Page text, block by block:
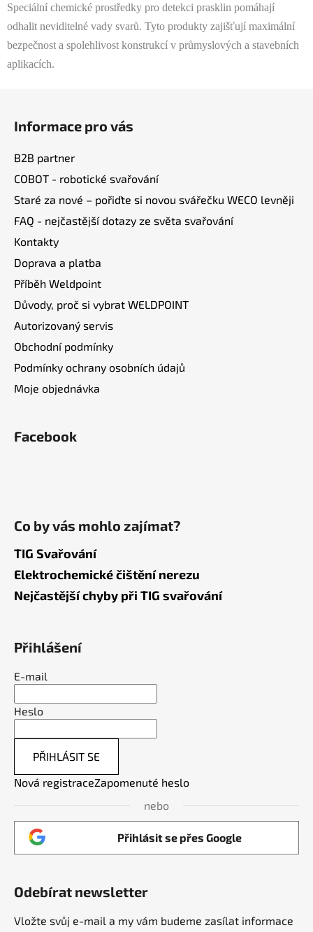
a
c
í
i
s
u
Speciální chemické prostředky pro detekci prasklin pomáhají
odhalit neviditelné vady svarů. Tyto produkty zajišťují maximální
bezpečnost a spolehlivost konstrukcí v průmyslových a stavebních
aplikacích.
Informace pro vás
B2B partner
COBOT - robotické svařování
Staré za nové – pořiďte si novou svářečku WECO levněji
FAQ - nejčastější dotazy ze světa svařování
Kontakty
Doprava a platba
Příběh Weldpoint
Důvody, proč si vybrat WELDPOINT
Autorizovaný servis
Obchodní podmínky
Podmínky ochrany osobních údajů
Moje objednávka
Facebook
Co by vás mohlo zajímat?
TIG Svařování
Elektrochemické čištění nerezu
Nejčastější chyby při TIG svařování
Přihlášení
E-mail
Heslo
PŘIHLÁSIT SE
Nová registraceZapomenuté heslo
nebo
Přihlásit se přes Google
Odebírat newsletter
Vložte svůj e-mail a my vám budeme zasílat informace